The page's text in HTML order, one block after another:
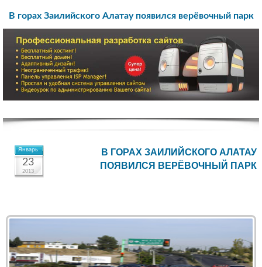
В горах Заилийского Алатау появился верёвочный парк
Январь
23
2013
В ГОРАХ ЗАИЛИЙСКОГО АЛАТАУ
ПОЯВИЛСЯ ВЕРЁВОЧНЫЙ ПАРК